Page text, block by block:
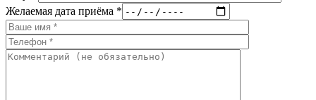
Желаемая дата приёма *